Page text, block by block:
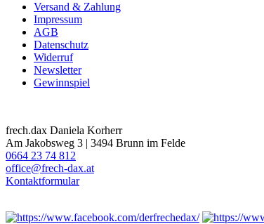
Versand & Zahlung
Impressum
AGB
Datenschutz
Widerruf
Newsletter
Gewinnspiel
frech.dax Daniela Korherr
Am Jakobsweg 3 | 3494 Brunn im Felde
0664 23 74 812
office@frech-dax.at
Kontaktformular